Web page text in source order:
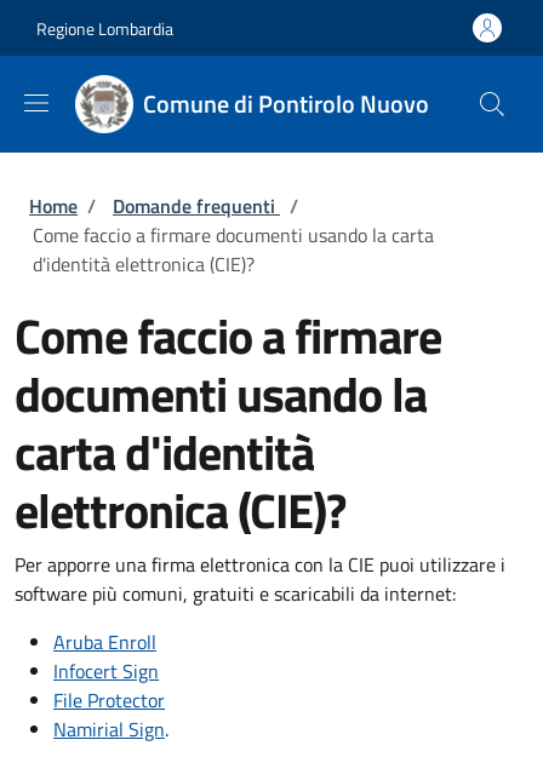
Regione Lombardia
Comune di Pontirolo Nuovo
Briciole di pane
Home / Domande frequenti /
Come faccio a firmare documenti usando la carta
d'identità elettronica (CIE)?
Come faccio a firmare
documenti usando la
carta d'identità
elettronica (CIE)?
Per apporre una firma elettronica con la CIE puoi utilizzare i
software più comuni, gratuiti e scaricabili da internet:
Aruba Enroll
Infocert Sign
File Protector
Namirial Sign.